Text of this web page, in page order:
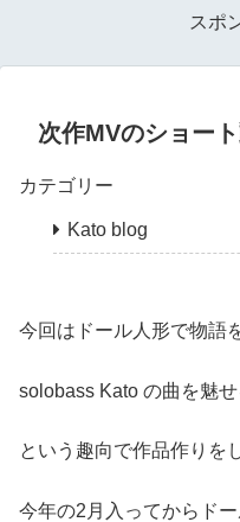
スポ
次作MVのショー
カテゴリー
Kato blog
今回はドール人形で物語
solobass Kato の曲を魅せ
という趣向で作品作りを
今年の2月入ってからド